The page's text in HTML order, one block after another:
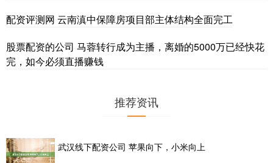
配资评测网 云南滇中保障房项目部主体结构全面完工
股票配资的公司 马蓉转行成为主播，离婚的5000万已经快花
完，如今必须直播赚钱
推荐资讯
武汉线下配资公司 苹果向下，小米向上